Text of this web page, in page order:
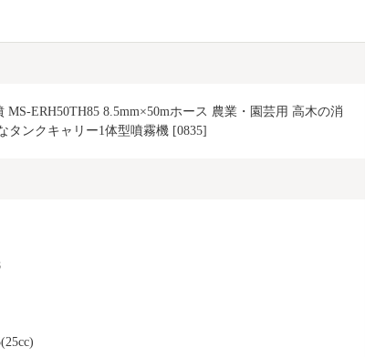
MS-ERH50TH85 8.5mm×50mホース 農業・園芸用 高木の消
タンクキャリー1体型噴霧機 [0835]